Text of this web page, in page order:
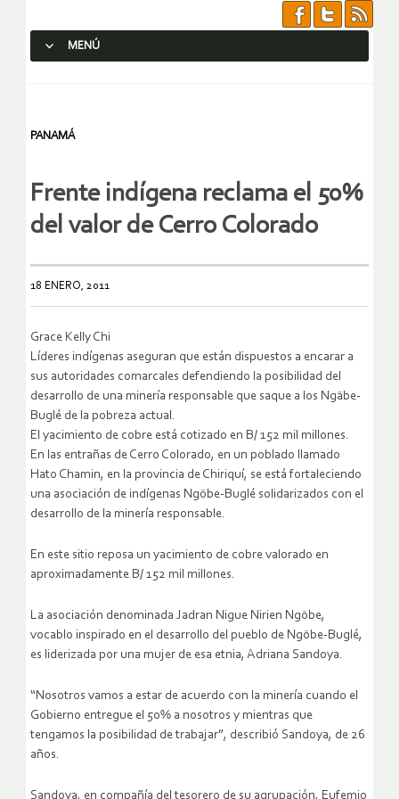
MENÚ
PANAMÁ
Frente indígena reclama el 50%
del valor de Cerro Colorado
18 ENERO, 2011
Grace Kelly Chi
Líderes indígenas aseguran que están dispuestos a encarar a
sus autoridades comarcales defendiendo la posibilidad del
desarrollo de una minería responsable que saque a los Ngäbe-
Buglé de la pobreza actual.
El yacimiento de cobre está cotizado en B/ 152 mil millones.
En las entrañas de Cerro Colorado, en un poblado llamado
Hato Chamin, en la provincia de Chiriquí, se está fortaleciendo
una asociación de indígenas Ngöbe-Buglé solidarizados con el
desarrollo de la minería responsable.
En este sitio reposa un yacimiento de cobre valorado en
aproximadamente B/ 152 mil millones.
La asociación denominada Jadran Nigue Nirien Ngöbe,
vocablo inspirado en el desarrollo del pueblo de Ngöbe-Buglé,
es liderizada por una mujer de esa etnia, Adriana Sandoya.
“Nosotros vamos a estar de acuerdo con la minería cuando el
Gobierno entregue el 50% a nosotros y mientras que
tengamos la posibilidad de trabajar”, describió Sandoya, de 26
años.
Sandoya, en compañía del tesorero de su agrupación, Eufemio